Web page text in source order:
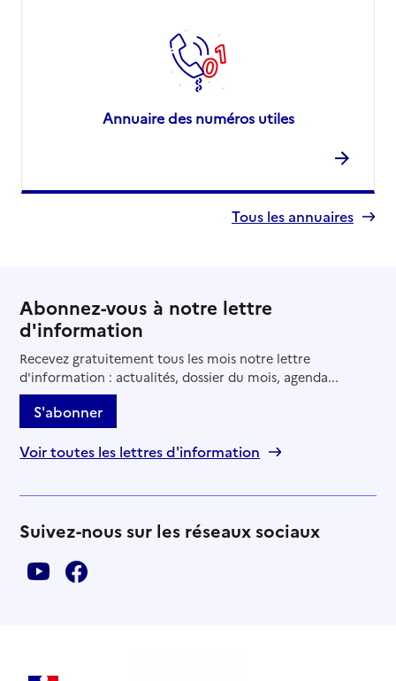
Annuaire des numéros utiles
Tous les annuaires
Abonnez-vous à notre lettre
d'information
Recevez gratuitement tous les mois notre lettre
d'information : actualités, dossier du mois, agenda...
S'abonner
Voir toutes les lettres d'information
Suivez-nous sur les réseaux sociaux